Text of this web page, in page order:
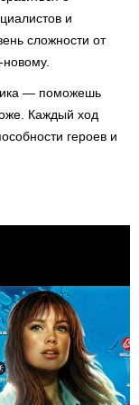
и
сложности от
— поможешь
Каждый ход
героев и